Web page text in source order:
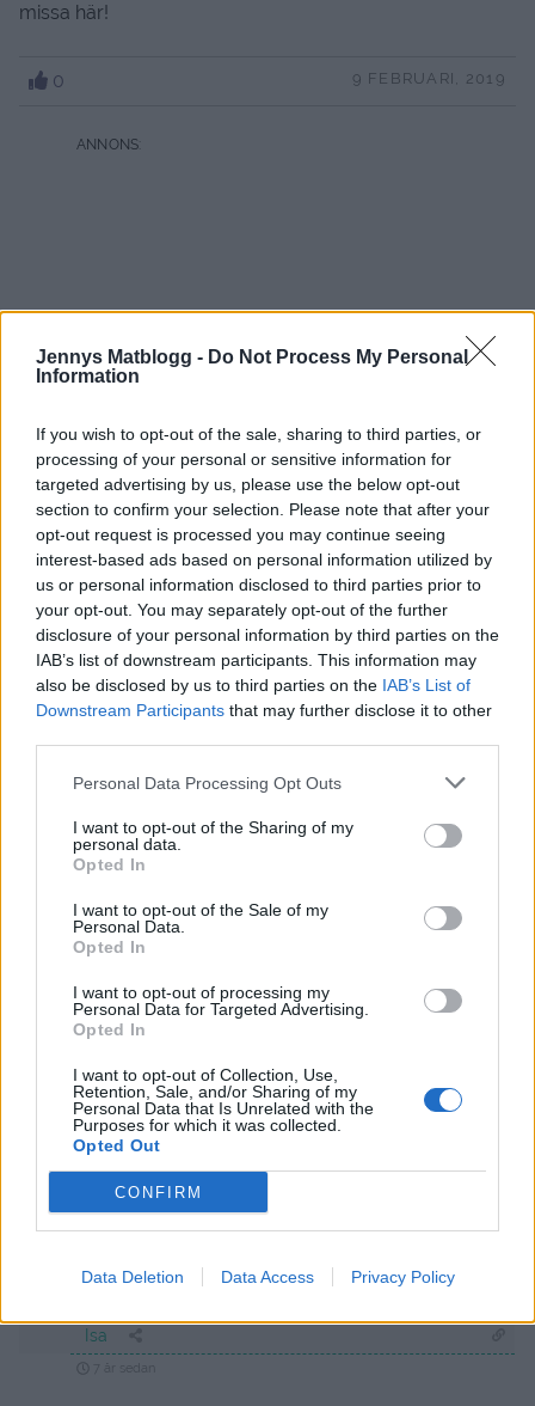
Jennys Matblogg - Do Not Process My Personal
Information
If you wish to opt-out of the sale, sharing to third parties, or
processing of your personal or sensitive information for
targeted advertising by us, please use the below opt-out
section to confirm your selection. Please note that after your
opt-out request is processed you may continue seeing
interest-based ads based on personal information utilized by
us or personal information disclosed to third parties prior to
your opt-out. You may separately opt-out of the further
disclosure of your personal information by third parties on the
IAB’s list of downstream participants. This information may
also be disclosed by us to third parties on the IAB’s List of
Downstream Participants that may further disclose it to other
Personal Data Processing Opt Outs
I want to opt-out of the Sharing of my
personal data.
Opted In
I want to opt-out of the Sale of my
Personal Data.
Opted In
I want to opt-out of processing my
Personal Data for Targeted Advertising.
Opted In
I want to opt-out of Collection, Use,
Retention, Sale, and/or Sharing of my
Personal Data that Is Unrelated with the
Purposes for which it was collected.
Opted Out
CONFIRM
Data Deletion Data Access Privacy Policy
missa här!
0 9 FEBRUARI, 2019
Prenumerera
{} [+]
COMMENTS
Isa